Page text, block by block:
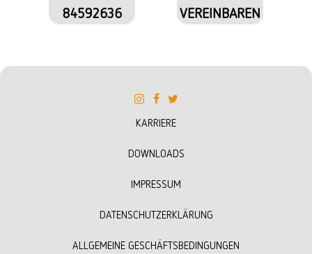
84592636
VEREINBAREN
KARRIERE
DOWNLOADS
IMPRESSUM
DATENSCHUTZERKLÄRUNG
ALLGEMEINE GESCHÄFTSBEDINGUNGEN